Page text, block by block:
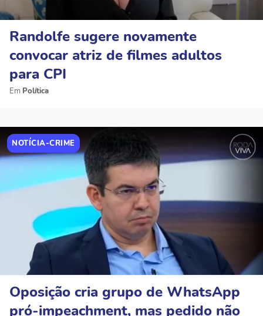
Randolfe sugere novamente
convocar atriz de filmes adultos
para CPI
Política
NOTÍCIA-CRIME
Oposição cria grupo de WhatsApp
pró-impeachment, mas pedido não